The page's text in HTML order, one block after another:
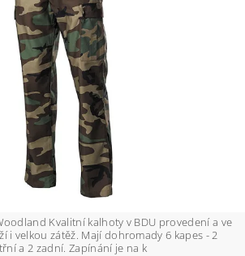
provedení a ve
dohromady 6 kapes - 2
nasazené boční, 2 vnitřní a 2 zadní. Zapínání je na k